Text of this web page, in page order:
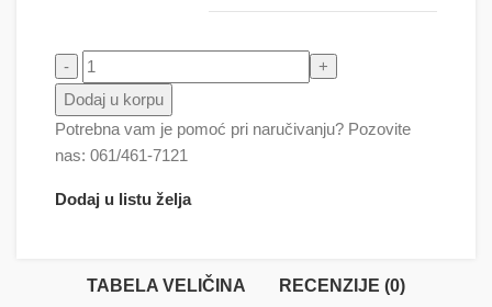
Snatch 3 količina
Dodaj u korpu
Potrebna vam je pomoć pri naručivanju? Pozovite
nas: 061/461-7121
Dodaj u listu želja
TABELA VELIČINA RECENZIJE (0)